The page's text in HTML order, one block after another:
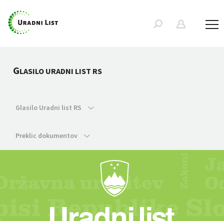
GLASILO URADNI LIST RS
Glasilo Uradni list RS
Preklic dokumentov